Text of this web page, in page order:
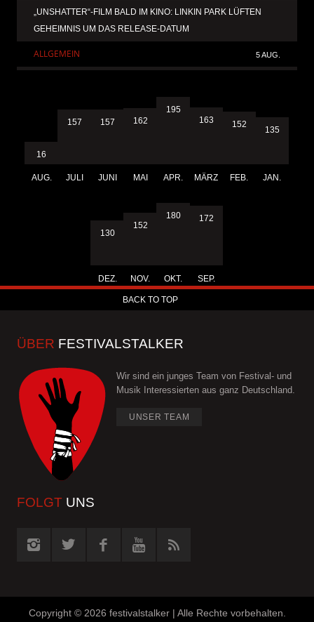
„UNSHATTER“-FILM BALD IM KINO: LINKIN PARK LÜFTEN
GEHEIMNIS UM DAS RELEASE-DATUM
ALLGEMEIN 5 AUG.
16
AUG.
157
JULI
157
JUNI
162
MAI
195
APR.
163
MÄRZ
152
FEB.
135
JAN.
130
DEZ.
152
NOV.
180
OKT.
172
SEP.
BACK TO TOP
ÜBER FESTIVALSTALKER
Wir sind ein junges Team von Festival- und
Musik Interessierten aus ganz Deutschland.
UNSER TEAM
FOLGT UNS
Copyright © 2026 festivalstalker | Alle Rechte vorbehalten.